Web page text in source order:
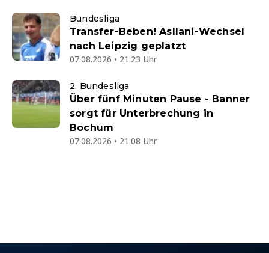
Bundesliga
Transfer-Beben! Asllani-Wechsel
nach Leipzig geplatzt
07.08.2026 • 21:23 Uhr
2. Bundesliga
Über fünf Minuten Pause - Banner
sorgt für Unterbrechung in
Bochum
07.08.2026 • 21:08 Uhr